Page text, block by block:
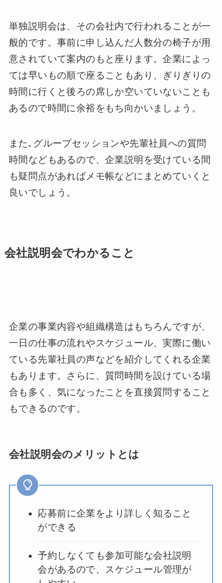
単独説明会は、その会社内で行われることが一
般的です。事前に申し込んだ人数分の椅子が用
意されていて案内のもと座ります。企業によっ
ては早いもの順で座ることもあり、ぎりぎりの
時間に行くと後ろの席しか空いていないことも
あるので時間に余裕をもち向かいましょう。
また､グループセッションや先輩社員への質問
時間などもあるので、企業説明を受けている間
も疑問点があればメモ帳などにまとめていくと
良いでしょう。
会社説明会でわかること
企業の事業内容や組織構造はもちろんですが、
一日の仕事の流れやスケジュール、実際に働い
ている先輩社員の声などを紹介してくれる企業
もあります。さらに、質問時間を設けている場
合も多く、気になったことを直接質問すること
もできるのです。
会社説明会のメリットとは
応募前に企業をより詳しく知ること
ができる
予約しなくても参加可能な会社説明
会があるので、スケジュール管理が